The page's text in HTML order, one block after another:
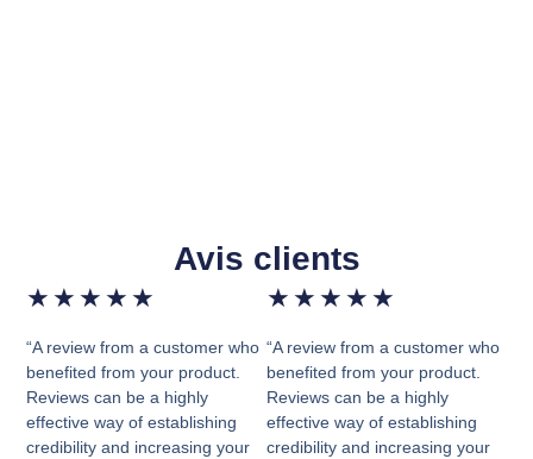
Avis clients
★ ★ ★ ★ ★
“A review from a customer who
benefited from your product.
Reviews can be a highly
effective way of establishing
credibility and increasing your
★ ★ ★ ★ ★
“A review from a customer who
benefited from your product.
Reviews can be a highly
effective way of establishing
credibility and increasing your